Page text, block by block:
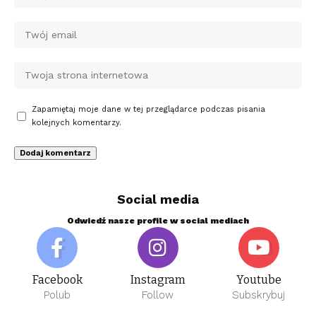
Zapamiętaj moje dane w tej przeglądarce podczas pisania
kolejnych komentarzy.
Social media
Odwiedź nasze profile w social mediach
Facebook
Polub
Instagram
Follow
Youtube
Subskrybuj